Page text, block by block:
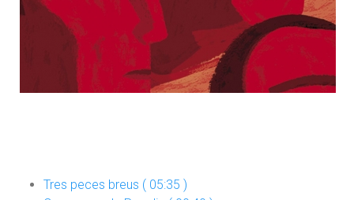
Tres peces breus ( 05:35 )